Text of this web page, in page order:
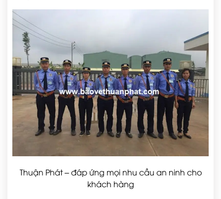
Thuận Phát – đáp ứng mọi nhu cầu an ninh cho
khách hàng